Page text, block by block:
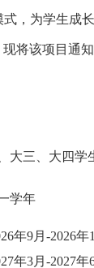
，为学生成
将该项目通知
大三、大四学
学年
6年9月 -2026年
7年3月 -2027年